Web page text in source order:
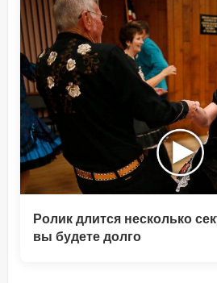
Ролик длится несколько
вы будете долго